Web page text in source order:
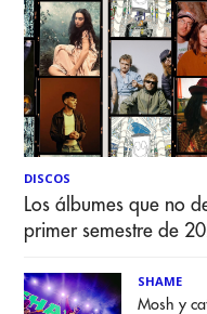
DISCOS
Los álbumes que no
primer semestre de
SHAME
Mosh y